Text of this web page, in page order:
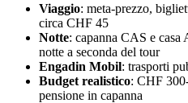
Viaggio: meta-prezzo,
circa CHF 45
Notte: capanna CAS e
notte a seconda del tour
Engadin Mobil: trasporti
Budget realistico: CHF
pensione in capanna